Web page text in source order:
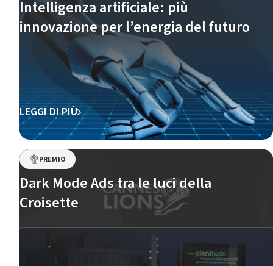
Intelligenza artificiale: più
innovazione per l’energia del futuro
LEGGI DI PIÙ
PREMIO
Dark Mode Ads tra le luci della
Croisette